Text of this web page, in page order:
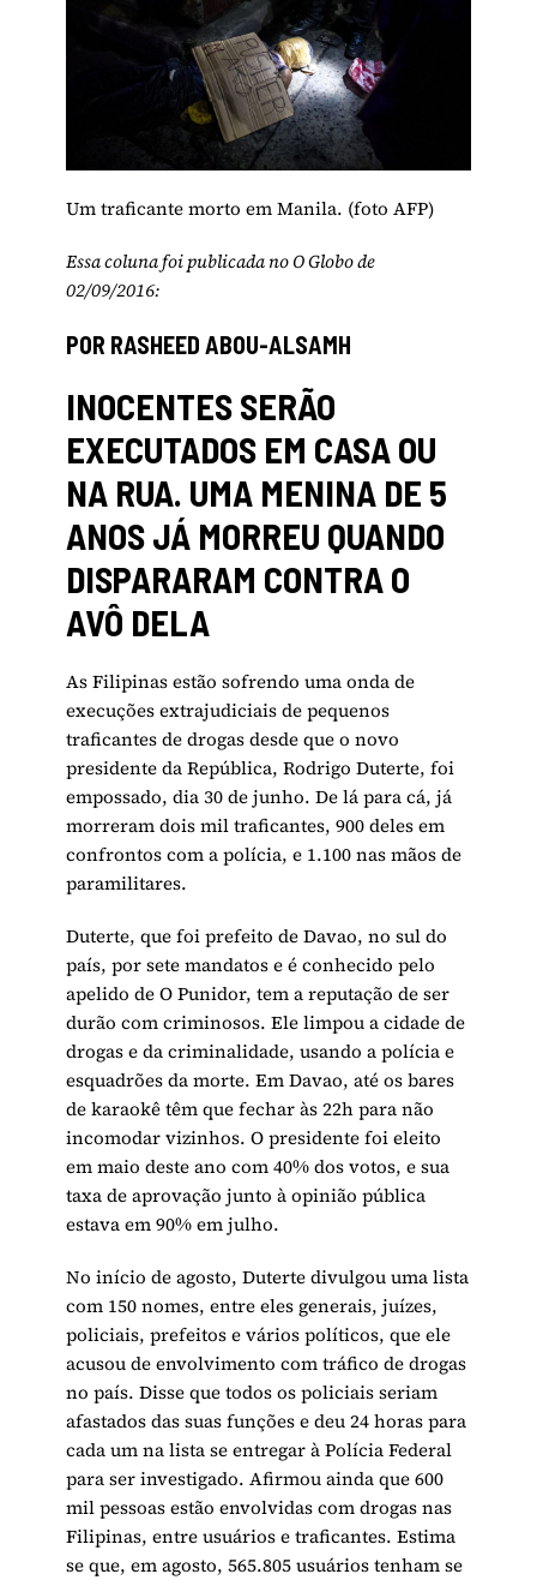
Um traficante morto em Manila. (foto AFP)
Essa coluna foi publicada no O Globo de
02/09/2016:
POR RASHEED ABOU-ALSAMH
INOCENTES SERÃO
EXECUTADOS EM CASA OU
NA RUA. UMA MENINA DE 5
ANOS JÁ MORREU QUANDO
DISPARARAM CONTRA O
AVÔ DELA
As Filipinas estão sofrendo uma onda de
execuções extrajudiciais de pequenos
traficantes de drogas desde que o novo
presidente da República, Rodrigo Duterte, foi
empossado, dia 30 de junho. De lá para cá, já
morreram dois mil traficantes, 900 deles em
confrontos com a polícia, e 1.100 nas mãos de
paramilitares.
Duterte, que foi prefeito de Davao, no sul do
país, por sete mandatos e é conhecido pelo
apelido de O Punidor, tem a reputação de ser
durão com criminosos. Ele limpou a cidade de
drogas e da criminalidade, usando a polícia e
esquadrões da morte. Em Davao, até os bares
de karaokê têm que fechar às 22h para não
incomodar vizinhos. O presidente foi eleito
em maio deste ano com 40% dos votos, e sua
taxa de aprovação junto à opinião pública
estava em 90% em julho.
No início de agosto, Duterte divulgou uma lista
com 150 nomes, entre eles generais, juízes,
policiais, prefeitos e vários políticos, que ele
acusou de envolvimento com tráfico de drogas
no país. Disse que todos os policiais seriam
afastados das suas funções e deu 24 horas para
cada um na lista se entregar à Polícia Federal
para ser investigado. Afirmou ainda que 600
mil pessoas estão envolvidas com drogas nas
Filipinas, entre usuários e traficantes. Estima
se que, em agosto, 565.805 usuários tenham se